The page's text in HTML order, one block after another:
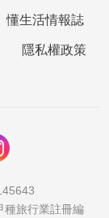
懂生活情報誌
隱私權政策
種旅行業註冊編